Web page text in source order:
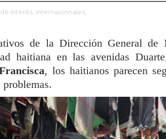
de interés, internacionales,
de la Dirección General de
haitiana en las avenidas
, los haitianos parecen